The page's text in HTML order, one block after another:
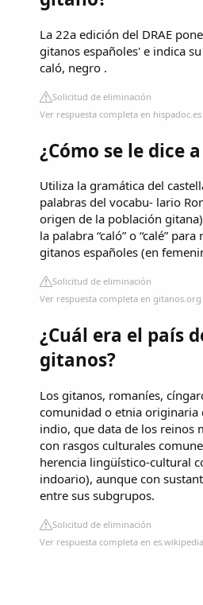
La 22a edición del DRAE
gitanos españoles' e indica
caló, negro .
Solicitud de eliminación
Ver respuesta completa en hispadoc.es
¿Cómo se le dice
Utiliza la gramática del
palabras del vocabu- lario
origen de la población
la palabra “caló” o “calé”
gitanos españoles (en
Solicitud de eliminación
Ver respuesta completa en gitanos.org
¿Cuál era el país
gitanos?
Los gitanos, romaníes,
comunidad o etnia originaria
indio,​ que data de los reinos
con rasgos culturales
herencia lingüístico-cultural
indoario), aunque con
entre sus subgrupos.
Solicitud de eliminación
Ver respuesta completa en